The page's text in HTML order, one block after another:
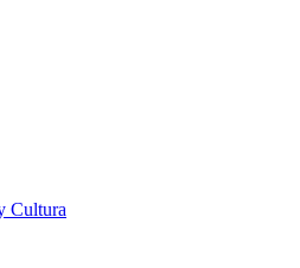
Cultura